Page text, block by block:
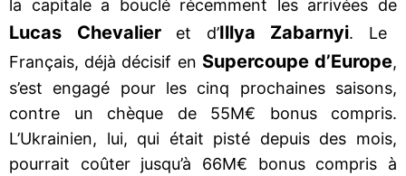
la capitale a bouclé récemment les arrivées de
Lucas Chevalier et d’Illya Zabarnyi. Le
Français, déjà décisif en Supercoupe d’Europe,
s’est engagé pour les cinq prochaines saisons,
contre un chèque de 55M€ bonus compris.
L’Ukrainien, lui, qui était pisté depuis des mois,
pourrait coûter jusqu’à 66M€ bonus compris à